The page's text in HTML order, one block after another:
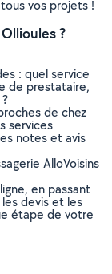
vos projets !
?
: quel service
de prestataire,
de chez
services
notes et avis
AlloVoisins
en passant
devis et les
étape de votre